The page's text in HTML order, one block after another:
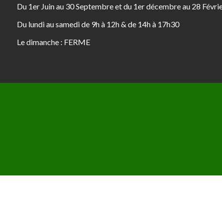
Du 1er Juin au 30 Septembre et du 1er décembre au 28
Du lundi au samedi de 9h à 12h & de 14h à 17h30
Le dimanche : FERME